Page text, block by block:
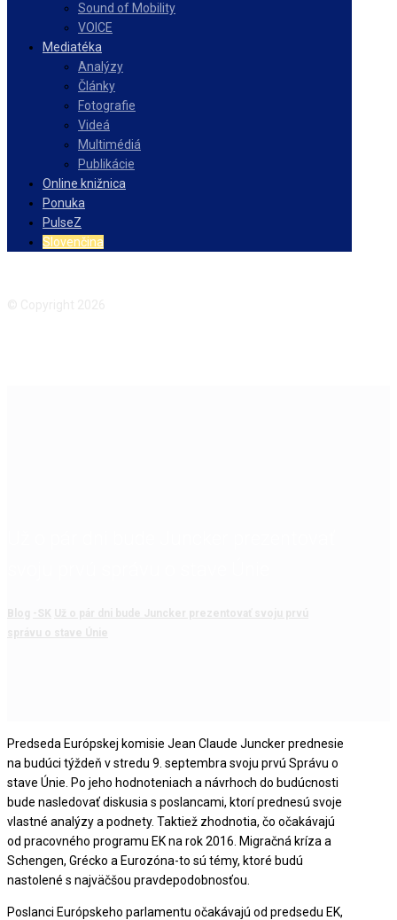
Sound of Mobility
VOICE
Mediatéka
Analýzy
Články
Fotografie
Videá
Multimédiá
Publikácie
Online knižnica
Ponuka
PulseZ
Slovenčina
Blog -SK Už o pár dni bude Juncker prezentovať svoju prvú
správu o stave Únie
Predseda Európskej komisie Jean Claude Juncker prednesie
na budúci týždeň v stredu 9. septembra svoju prvú Správu o
stave Únie. Po jeho hodnoteniach a návrhoch do budúcnosti
bude nasledovať diskusia s poslancami, ktorí prednesú svoje
vlastné analýzy a podnety. Taktiež zhodnotia, čo očakávajú
od pracovného programu EK na rok 2016. Migračná kríza a
Schengen, Grécko a Eurozóna-to sú témy, ktoré budú
nastolené s najväčšou pravdepodobnosťou.
Poslanci Európskeho parlamentu očakávajú od predsedu EK,